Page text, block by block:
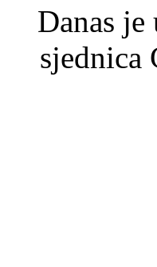
Danas
sjednica